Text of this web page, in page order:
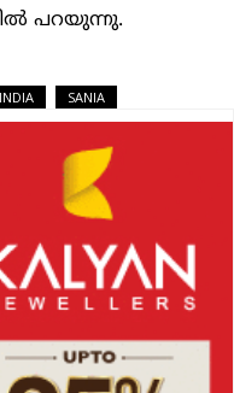
പറയുന്നു.
INDIA SANIA